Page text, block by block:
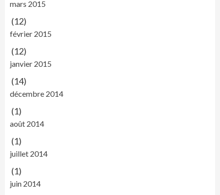
mars 2015
(12)
février 2015
(12)
janvier 2015
(14)
décembre 2014
(1)
août 2014
(1)
juillet 2014
(1)
juin 2014